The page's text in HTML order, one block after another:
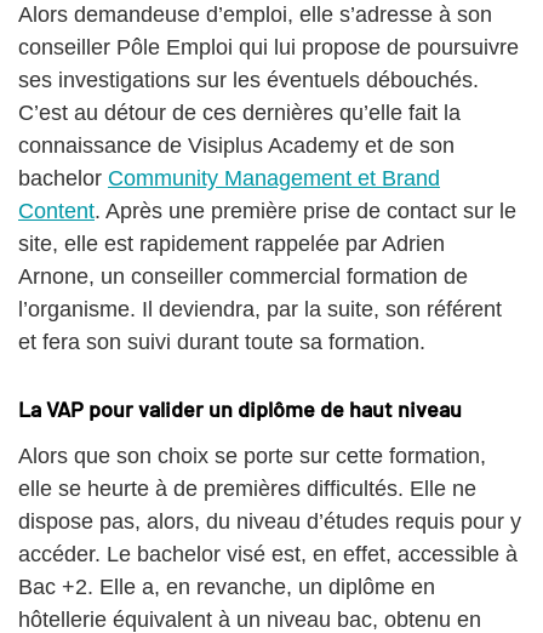
Alors demandeuse d’emploi, elle s’adresse à son
conseiller Pôle Emploi qui lui propose de poursuivre
ses investigations sur les éventuels débouchés.
C’est au détour de ces dernières qu’elle fait la
connaissance de Visiplus Academy et de son
bachelor Community Management et Brand
Content. Après une première prise de contact sur le
site, elle est rapidement rappelée par Adrien
Arnone, un conseiller commercial formation de
l’organisme. Il deviendra, par la suite, son référent
et fera son suivi durant toute sa formation.
La VAP pour valider un diplôme de haut niveau
Alors que son choix se porte sur cette formation,
elle se heurte à de premières difficultés. Elle ne
dispose pas, alors, du niveau d’études requis pour y
accéder. Le bachelor visé est, en effet, accessible à
Bac +2. Elle a, en revanche, un diplôme en
hôtellerie équivalent à un niveau bac, obtenu en